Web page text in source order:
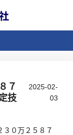
７
技
2025-02-
03
３０万２５８７